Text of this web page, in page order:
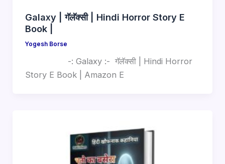
Galaxy | गॅलॅक्सी | Hindi Horror Story E
Book |
Yogesh Borse
-: Galaxy :- गॅलॅक्सी | Hindi Horror
Story E Book | Amazon E